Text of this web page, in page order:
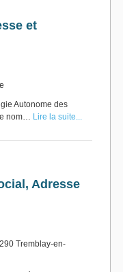
et
Autonome des
nom… Lire la suite...
Adresse
Tremblay-en-